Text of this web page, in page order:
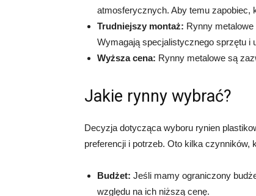
atmosferycznych. Aby temu zapobiec,
Trudniejszy montaż: Rynny
Wymagają specjalistycznego sprzętu i
Wyższa cena: Rynny metalowe są
Jakie rynny wybrać?
Decyzja dotycząca wyboru rynien
preferencji i potrzeb. Oto kilka czynników,
Budżet: Jeśli mamy ograniczony
względu na ich niższą cenę.